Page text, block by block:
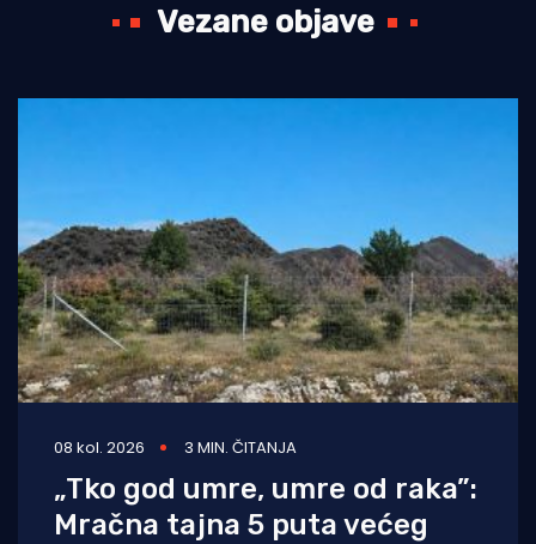
Vezane objave
08 kol. 2026 3 MIN. ČITANJA
„Tko god umre, umre od raka”:
Mračna tajna 5 puta većeg